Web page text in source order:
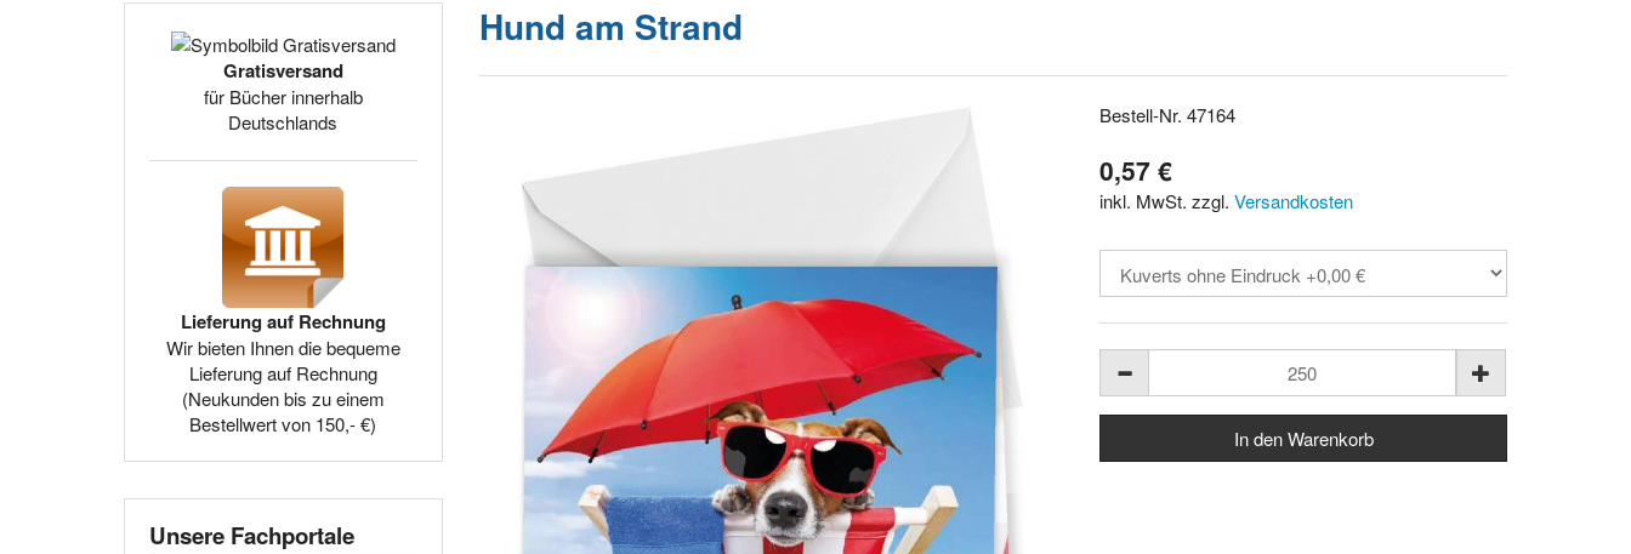
Hund am Strand
Bestell-Nr. 47164
0,57 €
inkl. MwSt. zzgl.Versandkosten
Gratisversand
für Bücher innerhalb
Deutschlands
Lieferung auf Rechnung
Wir bieten Ihnen die bequeme
Lieferung auf Rechnung
(Neukunden bis zu einem
Bestellwert von 150,- €)
Unsere Fachportale